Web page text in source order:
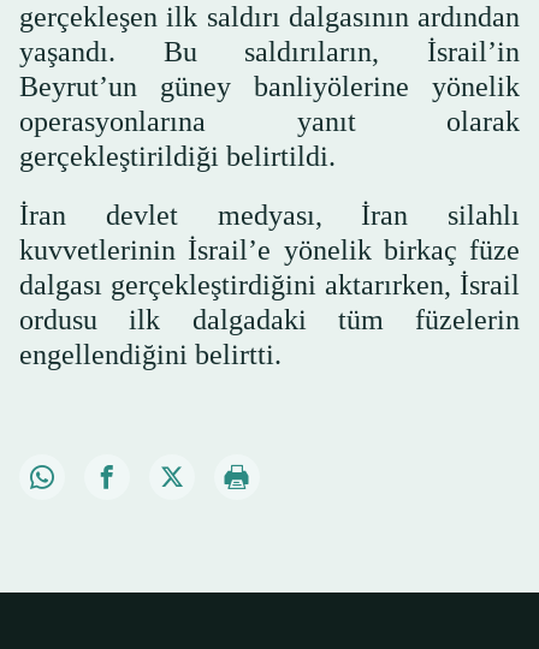
gerçekleşen ilk saldırı dalgasının ardından
yaşandı. Bu saldırıların, İsrail’in
Beyrut’un güney banliyölerine yönelik
operasyonlarına yanıt olarak
gerçekleştirildiği belirtildi.
İran devlet medyası, İran silahlı
kuvvetlerinin İsrail’e yönelik birkaç füze
dalgası gerçekleştirdiğini aktarırken, İsrail
ordusu ilk dalgadaki tüm füzelerin
engellendiğini belirtti.